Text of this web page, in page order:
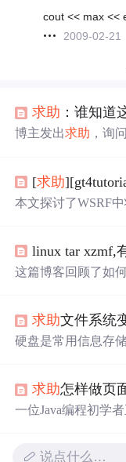
cout << max <<
2009-02-21
求助 ：谁知道
博主发出求助 ，询
[求助
本文探讨了WSRF
明确保存在资源中
linux tar xzmf,
这篇博客回顾了如
omake和autoconf生
章详细描述了每个
求助文件系统
硬盘是常用信息存
寻回资料暂存到其
求助怎样做页
一位Java编程初学
说点什么…